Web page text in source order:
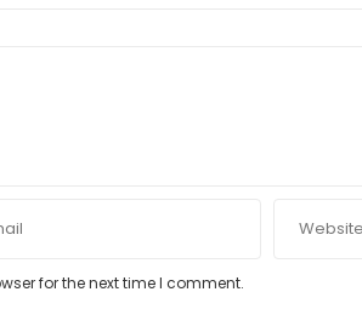
for the next time I comment.